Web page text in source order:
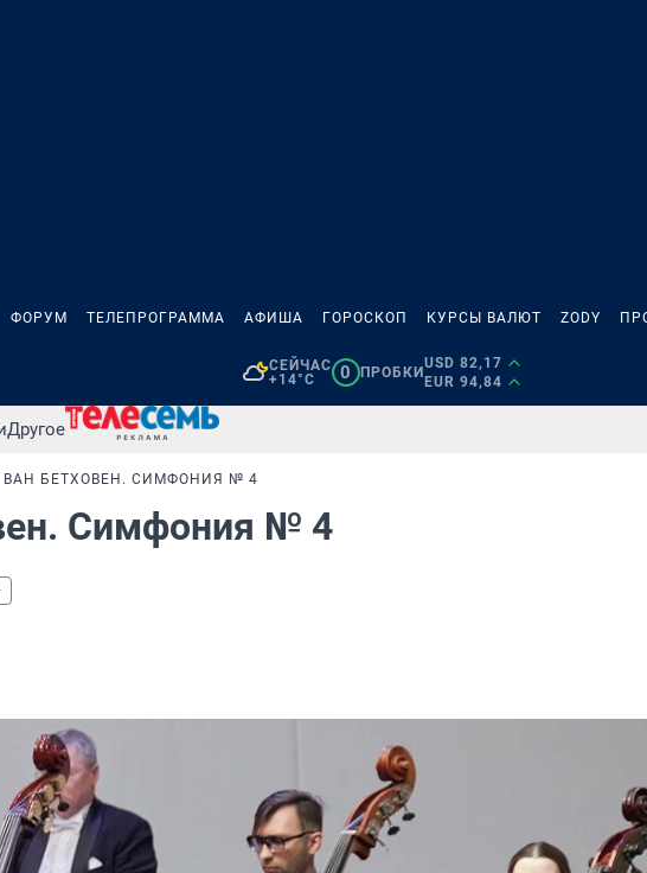
ФОРУМ ТЕЛЕПРОГРАММА АФИША ГОРОСКОП КУРСЫ ВАЛЮТ ZODY
СЕЙЧАС
+14°C
0 ПРОБКИ
USD 82,17
EUR 94,84
Другое
БЕТХОВЕН. СИМФОНИЯ № 4
Симфония № 4